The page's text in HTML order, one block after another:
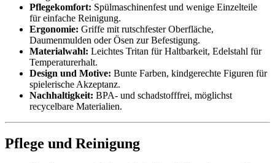
Pflegekomfort: Spülmaschinenfest und wenige Einzelteile
für einfache Reinigung.
Ergonomie: Griffe mit rutschfester Oberfläche,
Daumenmulden oder Ösen zur Befestigung.
Materialwahl: Leichtes Tritan für Haltbarkeit, Edelstahl für
Temperaturerhalt.
Design und Motive: Bunte Farben, kindgerechte Figuren für
spielerische Akzeptanz.
Nachhaltigkeit: BPA- und schadstofffrei, möglichst
recycelbare Materialien.
Pflege und Reinigung